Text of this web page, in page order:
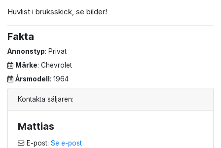
Kontakta säljaren:
Mattias
E-post: Se e-post
Huvlist i bruksskick, se bilder!
Fakta
Annonstyp: Privat
Märke: Chevrolet
Årsmodell: 1964